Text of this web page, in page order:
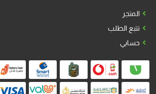
المتجر
تتبع الطلب
حسابي